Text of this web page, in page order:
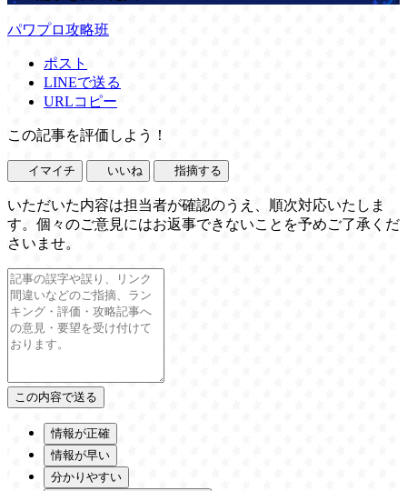
パワプロ攻略班
ポスト
LINEで送る
URLコピー
この記事を評価しよう！
イマイチ いいね 指摘する
いただいた内容は担当者が確認のうえ、順次対応いたしま
す。個々のご意見にはお返事できないことを予めご了承くだ
さいませ。
情報が正確
情報が早い
分かりやすい